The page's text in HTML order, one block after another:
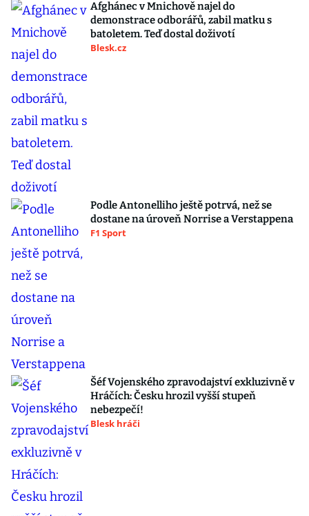
Afghánec v Mnichově najel do
demonstrace odborářů, zabil matku s
batoletem. Teď dostal doživotí
Blesk.cz
Podle Antonelliho ještě potrvá, než se
dostane na úroveň Norrise a Verstappena
F1 Sport
Šéf Vojenského zpravodajství exkluzivně v
Hráčích: Česku hrozil vyšší stupeň
nebezpečí!
Blesk hráči